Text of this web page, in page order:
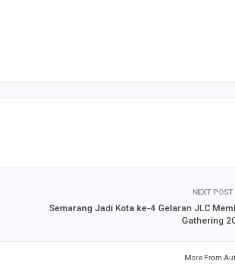
NEXT POST
Semarang Jadi Kota ke-4 Gelaran JLC
Gathering
More From